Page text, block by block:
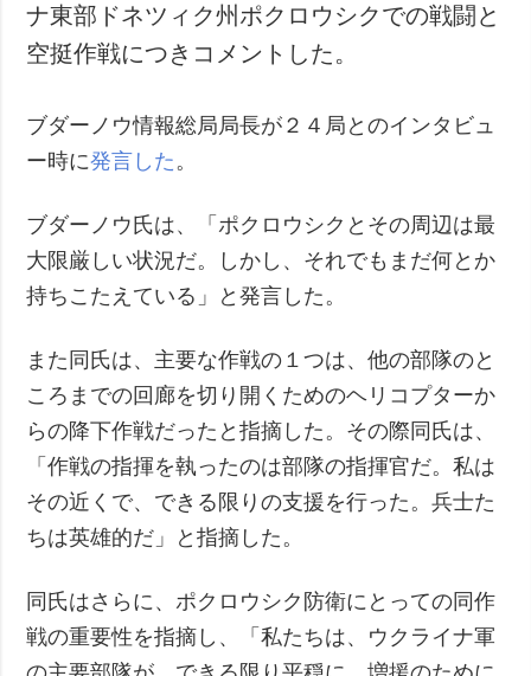
ナ東部ドネツィク州ポクロウシクでの戦闘と
空挺作戦につきコメントした。
ブダーノウ情報総局局長が２４局とのインタビュ
ー時に発言した 。
ブダーノウ氏は、「ポクロウシクとその周辺は最
大限厳しい状況だ。しかし、それでもまだ何とか
持ちこたえている」と発言した。
また同氏は、主要な作戦の１つは、他の部隊のと
ころまでの回廊を切り開くためのヘリコプターか
らの降下作戦だったと指摘した。その際同氏は、
「作戦の指揮を執ったのは部隊の指揮官だ。私は
その近くで、できる限りの支援を行った。兵士た
ちは英雄的だ」と指摘した。
同氏はさらに、ポクロウシク防衛にとっての同作
戦の重要性を指摘し、「私たちは、ウクライナ軍